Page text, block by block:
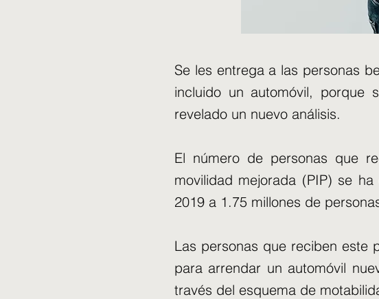
Se les entrega a las personas
incluido un automóvil, porque
revelado un nuevo análisis.
El número de personas que
movilidad mejorada (PIP) se
2019 a 1.75 millones de
Las personas que reciben este
para arrendar un automóvil
través del esquema de